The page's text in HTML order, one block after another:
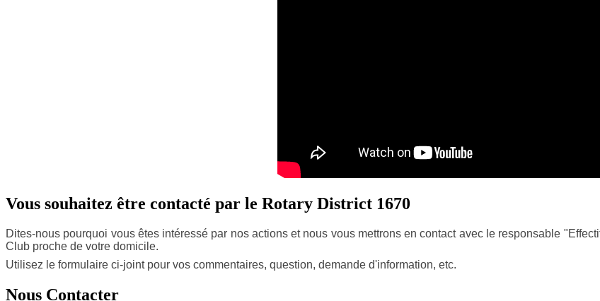
Vous souhaitez être contacté par le Rotary District 1670
Dites-nous pourquoi vous êtes intéressé par nos actions et nous vous mettrons en contact avec le responsable
Club proche de votre domicile.
Utilisez le formulaire ci-joint pour vos commentaires, question, demande d'information, etc.
Nous Contacter